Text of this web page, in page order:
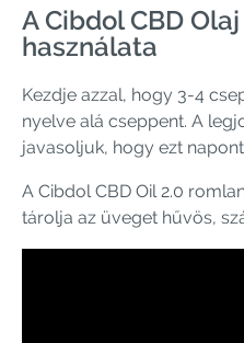
A Cibdol CBD
használata
Kezdje azzal, hogy 3-4
nyelve alá cseppent. A
javasoljuk, hogy ezt
A Cibdol CBD Oil 2.0
tárolja az üveget hűvös,